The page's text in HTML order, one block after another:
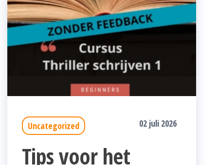
Uncategorized 02 juli 2026
Tips voor het